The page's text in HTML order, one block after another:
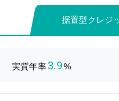
据置型クレジ
実質年率3.9%